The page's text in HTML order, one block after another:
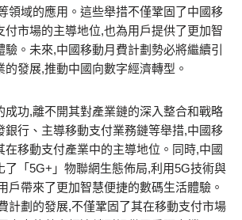
領域的應用。這些舉措不僅鞏固了中國移
付市場的主導地位,也為用戶提供了更加智
。未來,中國移動月費計劃勢必將繼續引
發展,推動中國向數字經濟轉型。
成功,離不開其對產業鏈的深入整合和戰略
銀行、主導移動支付業務鏈等舉措,中國移
在移動支付產業中的主導地位。同時,中國
了「5G+」物聯網生態佈局,利用5G技術與
戶帶來了更加智慧便捷的數碼生活體驗。
計劃的發展,不僅鞏固了其在移動支付市場